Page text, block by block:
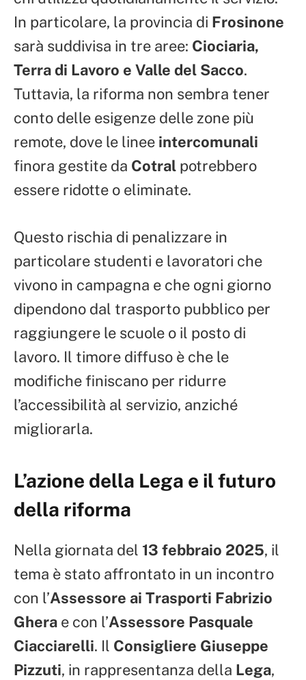
In particolare, la provincia di Frosinone
sarà suddivisa in tre aree: Ciociaria,
Terra di Lavoro e Valle del Sacco.
Tuttavia, la riforma non sembra tener
conto delle esigenze delle zone più
remote, dove le linee intercomunali
finora gestite da Cotral potrebbero
essere ridotte o eliminate.
Questo rischia di penalizzare in
particolare studenti e lavoratori che
vivono in campagna e che ogni giorno
dipendono dal trasporto pubblico per
raggiungere le scuole o il posto di
lavoro. Il timore diffuso è che le
modifiche finiscano per ridurre
l’accessibilità al servizio, anziché
migliorarla.
L’azione della Lega e il futuro
della riforma
Nella giornata del 13 febbraio 2025, il
tema è stato affrontato in un incontro
con l’Assessore ai Trasporti Fabrizio
Ghera e con l’Assessore Pasquale
Ciacciarelli. Il Consigliere Giuseppe
Pizzuti, in rappresentanza della Lega,